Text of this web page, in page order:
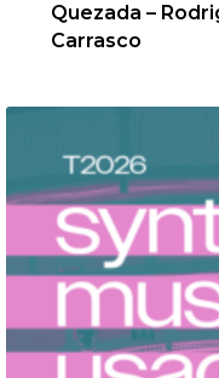
Quezada –
Carrasco